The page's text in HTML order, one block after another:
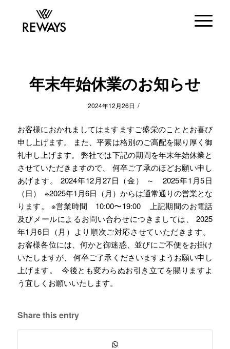
年末年始休業のお知らせ
2024年12月26日 /
お客様におかれましてはますますご盛栄のこととお喜び
申し上げます。 また、平素は格別のご高配を賜り厚く御
礼申し上げます。 弊社では下記の期間を年末年始休業と
させていただきますので、 何卒ご了承のほどお願い申し
あげます。 2024年12月27日（金） ～ 2025年1月5日
（日） ※2025年1月6日（月）からは通常通りの営業とな
ります。 ※営業時間 10:00〜19:00 上記期間のお電話
及びメールによるお問い合わせにつきましては、 2025
年1月6日（月）より順次ご対応させていただきます。
お客様各位には、何かと御迷惑、並びにご不便をお掛け
いたしますが、 何卒ご了承くださいますようお願い申し
上げます。 今後とも変わらぬお引き立てを賜りますよ
う宜しくお願いいたします。
Share this entry